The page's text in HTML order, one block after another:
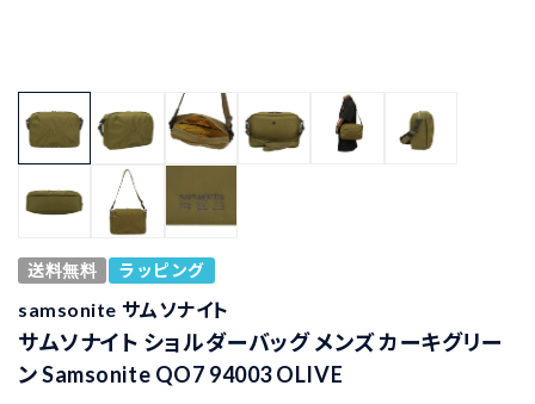
送料無料 ラッピング
samsonite サムソナイト
サムソナイト ショルダーバッグ メンズ カーキグリー
ン Samsonite QO7 94003 OLIVE